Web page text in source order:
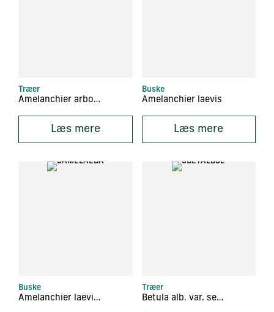
Træer
Amelanchier arborea ‘Robin Hill’
Læs mere
Buske
Amelanchier laevis
Læs mere
Buske
Amelanchier laevis ‘Ballerina’
Træer
Betula alb. var. septentrionalis